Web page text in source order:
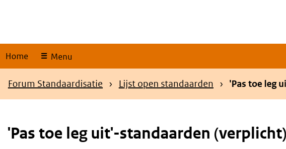
Home Menu
Kruimelpad
Forum Standaardisatie Lijst open standaarden 'Pas toe leg
'Pas toe leg uit'-standaarden (verplicht)